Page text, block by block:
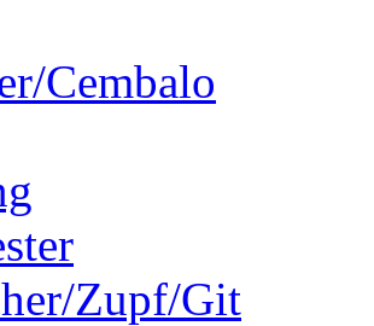
Cembalo
Zupf/Git